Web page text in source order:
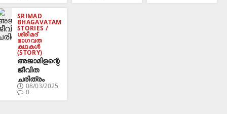
SRIMAD
BHAGAVATAM
STORIES /
ശ്രീമദ്
ഭാഗവത
കഥകൾ
(STORY)
അജാമിളന്റെ
ജീവിത
ചരിത്രം
08/03/2025
0